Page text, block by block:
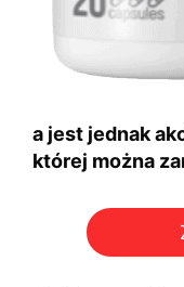
a jest jednak
której można